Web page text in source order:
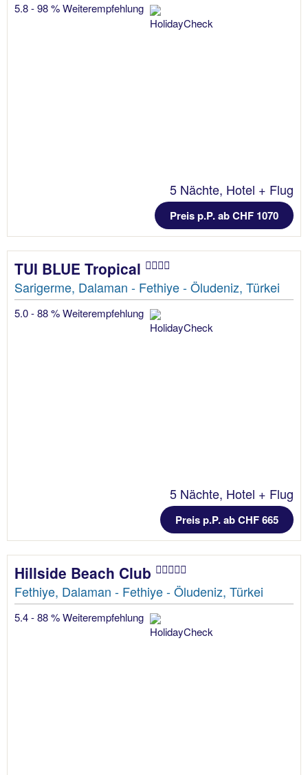
5.8 - 98 % Weiterempfehlung
5 Nächte, Hotel + Flug
Preis p.P. ab CHF 1070
TUI BLUE Tropical
Sarigerme, Dalaman - Fethiye - Öludeniz, Türkei
5.0 - 88 % Weiterempfehlung
5 Nächte, Hotel + Flug
Preis p.P. ab CHF 665
Hillside Beach Club
Fethiye, Dalaman - Fethiye - Öludeniz, Türkei
5.4 - 88 % Weiterempfehlung